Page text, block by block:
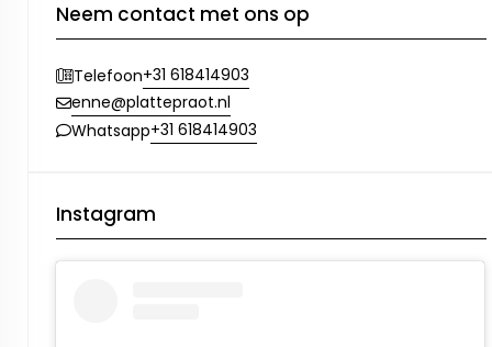
Neem contact met ons op
Telefoon+31 618414903
enne@plattepraot.nl
Whatsapp+31 618414903
Instagram